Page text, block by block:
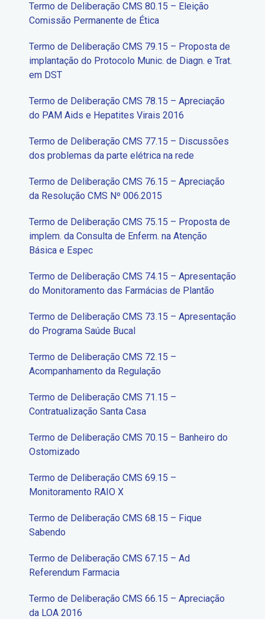
Termo de Deliberação CMS 80.15 – Eleição
Comissão Permanente de Ética
Termo de Deliberação CMS 79.15 – Proposta de
implantação do Protocolo Munic. de Diagn. e Trat.
em DST
Termo de Deliberação CMS 78.15 – Apreciação
do PAM Aids e Hepatites Virais 2016
Termo de Deliberação CMS 77.15 – Discussões
dos problemas da parte elétrica na rede
Termo de Deliberação CMS 76.15 – Apreciação
da Resolução CMS Nº 006.2015
Termo de Deliberação CMS 75.15 – Proposta de
implem. da Consulta de Enferm. na Atenção
Básica e Espec
Termo de Deliberação CMS 74.15 – Apresentação
do Monitoramento das Farmácias de Plantão
Termo de Deliberação CMS 73.15 – Apresentação
do Programa Saúde Bucal
Termo de Deliberação CMS 72.15 –
Acompanhamento da Regulação
Termo de Deliberação CMS 71.15 –
Contratualização Santa Casa
Termo de Deliberação CMS 70.15 – Banheiro do
Ostomizado
Termo de Deliberação CMS 69.15 –
Monitoramento RAIO X
Termo de Deliberação CMS 68.15 – Fique
Sabendo
Termo de Deliberação CMS 67.15 – Ad
Referendum Farmacia
Termo de Deliberação CMS 66.15 – Apreciação
da LOA 2016